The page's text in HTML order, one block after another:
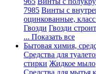
7985 Винты с
оцинкованные,
Гвозди Гвозди
... Показать все
Бытовая химия,
Средства для
стирки Жидкое мыло
Средства для мытья